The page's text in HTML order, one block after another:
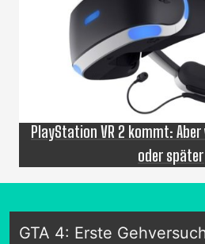
PlayStation VR 2 kommt:
oder später
GTA 4: Erste